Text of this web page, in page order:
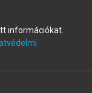
fiókot.
információkat.